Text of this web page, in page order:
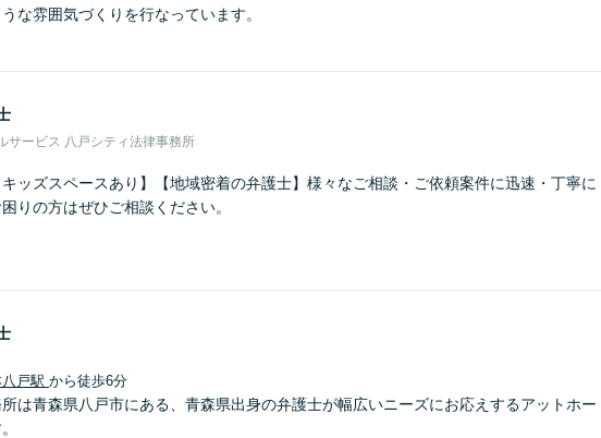
な雰囲気づくりを行なっています。
サービス 八戸シティ法律事務所
キッズスペースあり】【地域密着の弁護士】様々なご相談・ご依頼案件に迅速・丁寧に
りの方はぜひご相談ください。
戸駅 から徒歩6分
は青森県八戸市にある、青森県出身の弁護士が幅広いニーズにお応えするアットホー